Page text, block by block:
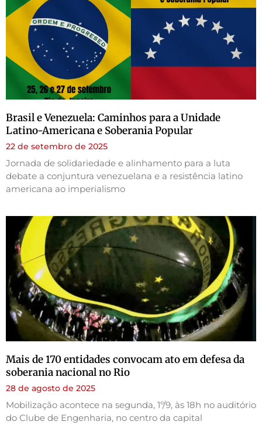
Brasil e Venezuela: Caminhos para a Unidade
Latino-Americana e Soberania Popular
22 de setembro de 2025
Jornada de solidariedade e alinhamento para a luta
debate a conjuntura venezuelana e a resistência latino
americana ao imperialismo
Mais de 170 entidades convocam ato em defesa da
soberania nacional no Rio
28 de agosto de 2025
Mobilização acontece na segunda, 1º/9, às 18h no auditório
do Clube de Engenharia, no centro da capital